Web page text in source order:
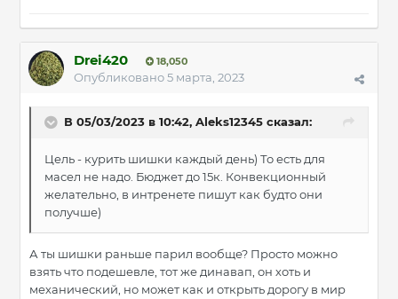
Drei420 18,050
Опубликовано5 марта, 2023
В 05/03/2023 в 10:42, Aleks12345 сказал:
Цель - курить шишки каждый день) То есть для
масел не надо. Бюджет до 15к. Конвекционный
желательно, в интренете пишут как будто они
получше)
А ты шишки раньше парил вообще? Просто можно
взять что подешевле, тот же динавап, он хоть и
механический, но может как и открыть дорогу в мир